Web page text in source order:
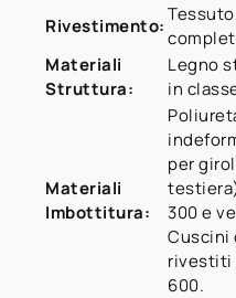
Rivestimento:
Materiali
Struttura:
Legno
in
Materiali
Imbottitura:
per
300 e
Cuscini
rivestiti
600.